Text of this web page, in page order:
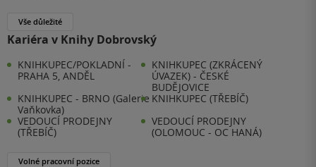
Vše důležité
Kariéra v Knihy Dobrovský
KNIHKUPEC/POKLADNÍ -
PRAHA 5, ANDĚL
KNIHKUPEC (ZKRÁCENÝ
ÚVAZEK) - ČESKÉ
BUDĚJOVICE
KNIHKUPEC - BRNO (Galerie
Vaňkovka)
KNIHKUPEC (TŘEBÍČ)
VEDOUCÍ PRODEJNY
(TŘEBÍČ)
VEDOUCÍ PRODEJNY
(OLOMOUC - OC HANÁ)
Volné pracovní pozice